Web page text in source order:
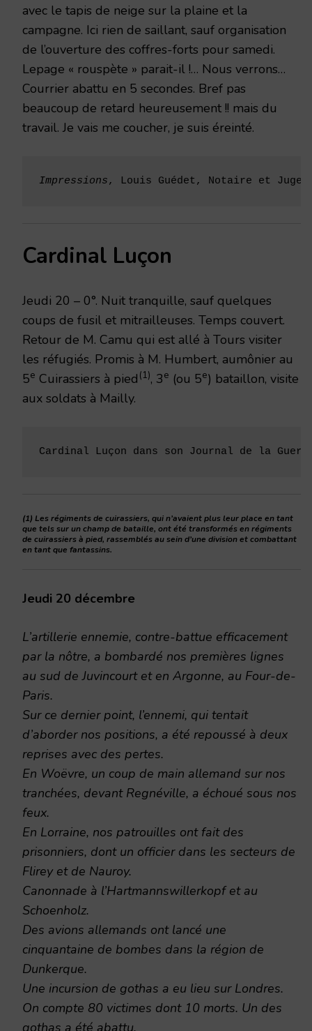
avec le tapis de neige sur la plaine et la
campagne. Ici rien de saillant, sauf organisation
de l’ouverture des coffres-forts pour samedi.
Lepage « rouspète » parait-il !… Nous verrons…
Courrier abattu en 5 secondes. Bref pas
beaucoup de retard heureusement !! mais du
travail. Je vais me coucher, je suis éreinté.
Impressions, Louis Guédet, Notaire et
Cardinal Luçon
Jeudi 20 – 0°. Nuit tranquille, sauf quelques
coups de fusil et mitrailleu­ses. Temps couvert.
Retour de M. Camu qui est allé à Tours visiter
les réfu­giés. Promis à M. Humbert, aumônier au
5e Cuirassiers à pied (1), 3e (ou 5e) bataillon, visite
aux soldats à Mailly.
Cardinal Luçon dans son Journal de la
(1) Les régiments de cuirassiers, qui n’avaient plus leur place en tant
que tels sur un champ de bataille, ont été transformés en régiments
de cuirassiers à pied, rassemblés au sein d’une division et combattant
en tant que fantassins.
Jeudi 20 décembre
L’artillerie ennemie, contre-battue efficacement
par la nôtre, a bombardé nos premières lignes
au sud de Juvincourt et en Argonne, au Four-de-
Paris.
Sur ce dernier point, l’ennemi, qui tentait
d’aborder nos positions, a été repoussé à deux
reprises avec des pertes.
En Woëvre, un coup de main allemand sur nos
tranchées, devant Regnéville, a échoué sous nos
feux.
En Lorraine, nos patrouilles ont fait des
prisonniers, dont un officier dans les secteurs de
Flirey et de Nauroy.
Canonnade à l’Hartmannswillerkopf et au
Schoenholz.
Des avions allemands ont lancé une
cinquantaine de bombes dans la région de
Dunkerque.
Une incursion de gothas a eu lieu sur Londres.
On compte 80 victimes dont 10 morts. Un des
gothas a été abattu.